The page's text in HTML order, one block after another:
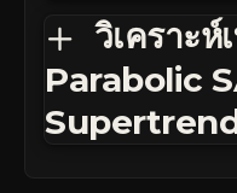
วิเคราะห์
Parabolic